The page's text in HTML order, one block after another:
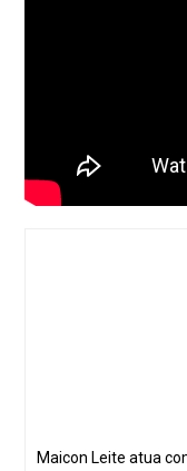
Maicon Leite atua